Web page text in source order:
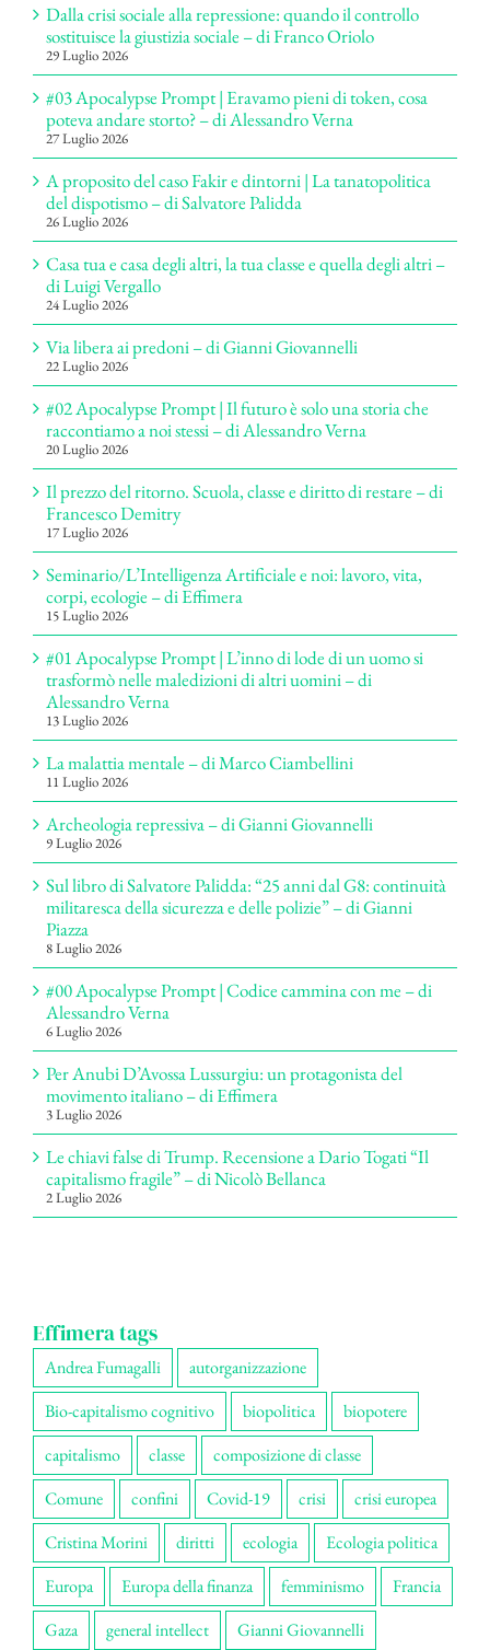
Dalla crisi sociale alla repressione: quando il controllo
sostituisce la giustizia sociale – di Franco Oriolo
29 Luglio 2026
#03 Apocalypse Prompt | Eravamo pieni di token, cosa
poteva andare storto? – di Alessandro Verna
27 Luglio 2026
A proposito del caso Fakir e dintorni | La tanatopolitica
del dispotismo – di Salvatore Palidda
26 Luglio 2026
Casa tua e casa degli altri, la tua classe e quella degli altri –
di Luigi Vergallo
24 Luglio 2026
Via libera ai predoni – di Gianni Giovannelli
22 Luglio 2026
#02 Apocalypse Prompt | Il futuro è solo una storia che
raccontiamo a noi stessi – di Alessandro Verna
20 Luglio 2026
Il prezzo del ritorno. Scuola, classe e diritto di restare – di
Francesco Demitry
17 Luglio 2026
Seminario/L’Intelligenza Artificiale e noi: lavoro, vita,
corpi, ecologie – di Effimera
15 Luglio 2026
#01 Apocalypse Prompt | L’inno di lode di un uomo si
trasformò nelle maledizioni di altri uomini – di
Alessandro Verna
13 Luglio 2026
La malattia mentale – di Marco Ciambellini
11 Luglio 2026
Archeologia repressiva – di Gianni Giovannelli
9 Luglio 2026
Sul libro di Salvatore Palidda: “25 anni dal G8: continuità
militaresca della sicurezza e delle polizie” – di Gianni
Piazza
8 Luglio 2026
#00 Apocalypse Prompt | Codice cammina con me – di
Alessandro Verna
6 Luglio 2026
Per Anubi D’Avossa Lussurgiu: un protagonista del
movimento italiano – di Effimera
3 Luglio 2026
Le chiavi false di Trump. Recensione a Dario Togati “Il
capitalismo fragile” – di Nicolò Bellanca
2 Luglio 2026
Effimera tags
Andrea Fumagalli
autorganizzazione
Bio-capitalismo cognitivo
biopolitica
biopotere
capitalismo
classe
composizione di classe
Comune
confini Covid-19 crisi
crisi europea
Cristina Morini
diritti ecologia
Ecologia politica
Europa
Europa della finanza femminismo
Francia
Gaza
general intellect Gianni Giovannelli